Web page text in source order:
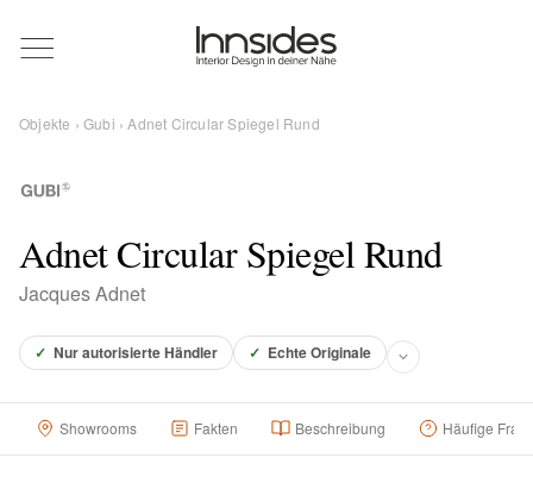
Magazin
Showrooms
Über uns
Objekte ›Gubi › Adnet Circular Spiegel Rund
Adnet Circular Spiegel Rund
Jacques Adnet
✓ Nur autorisierte Händler ✓ Echte Originale
Showrooms Fakten Beschreibung Häufige